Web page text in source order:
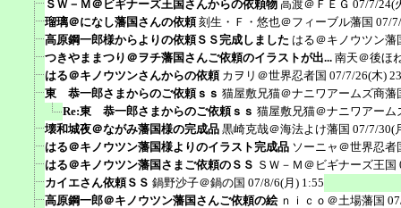
ＳＷ－Ｍ＠ビギナーズ王国さんからの依頼物 高渡＠ＦＥＧ 07/7/24(
瑠璃＠になし藩国さんの依頼 刻生・Ｆ・悠也＠フィーブル藩国 07/
高原鋼一郎様からよりの依頼ＳＳ完成しました はる＠キノウツン藩
つきやままつり＠ヲチ藩国さんご依頼のイラストが出... 南天＠後ほ
はる＠キノウツンさんからの依頼 カヲリ＠世界忍者国 07/7/26(木)
東 恭一郎さまからのご依頼ｓｓ 猫屋敷兄猫＠ナニワアームズ商藩
Re:東 恭一郎さまからのご依頼ｓｓ 猫屋敷兄猫＠ナニワアーム
壊和城夜＠ながみ藩国様の完成品 黒崎克哉＠海法よけ藩国 07/7/30(
はる＠キノウツン藩国様よりのイラスト完成品 ソーニャ＠世界忍者
はる＠キノウツン藩国さまご依頼のＳＳ ＳＷ－Ｍ＠ビギナーズ王国
カイエさん依頼ＳＳ 鍋野沙子＠鍋の国 07/8/6(月) 1:55
高原鋼一郎＠キノウツン藩国さんご依頼の絵 ｎｉｃｏ＠土場藩国